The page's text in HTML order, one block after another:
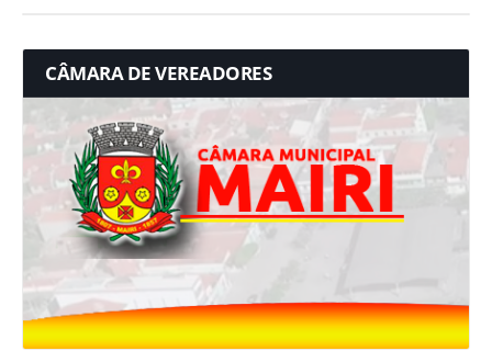
CÂMARA DE VEREADORES